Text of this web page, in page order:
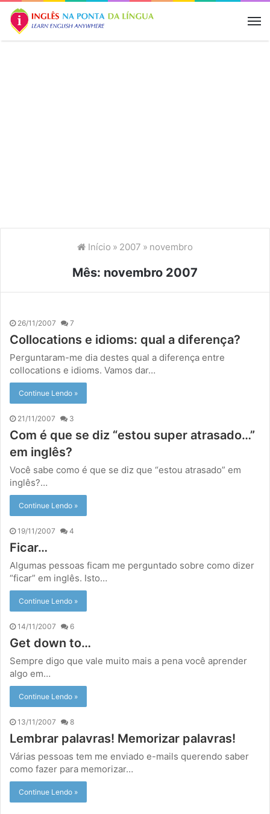
Início » 2007 » novembro
Mês: novembro 2007
26/11/2007 7
Collocations e idioms: qual a diferença?
Perguntaram-me dia destes qual a diferença entre
collocations e idioms. Vamos dar…
Continue Lendo »
21/11/2007 3
Com é que se diz “estou super atrasado…”
em inglês?
Você sabe como é que se diz que “estou atrasado” em
inglês?…
Continue Lendo »
19/11/2007 4
Ficar…
Algumas pessoas ficam me perguntado sobre como dizer
“ficar” em inglês. Isto…
Continue Lendo »
14/11/2007 6
Get down to…
Sempre digo que vale muito mais a pena você aprender
algo em…
Continue Lendo »
13/11/2007 8
Lembrar palavras! Memorizar palavras!
Várias pessoas tem me enviado e-mails querendo saber
como fazer para memorizar…
Continue Lendo »